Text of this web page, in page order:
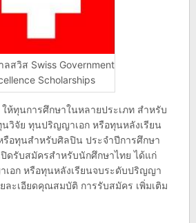
ลสวิส Swiss Government
Scholarships
ห้ทุนการศึกษาในหลายประเภท สำหรับ
วิจัย ทุนปริญญาเอก หรือทุนหลังเรียน
อทุนสำหรับศิลปิน ประจำปีการศึกษา
ดรับสมัครสำหรับนักศึกษาไทย ได้แก่
อก หรือทุนหลังเรียนจบระดับปริญญา
ละเอียดคุณสมบัติ การรับสมัคร เพิ่มเติม